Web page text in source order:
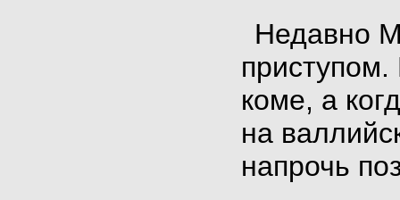
Недавно
коме, а
на
напрочь